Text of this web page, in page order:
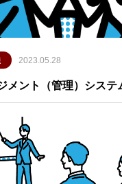
2023.05.28
メント（管理）システ